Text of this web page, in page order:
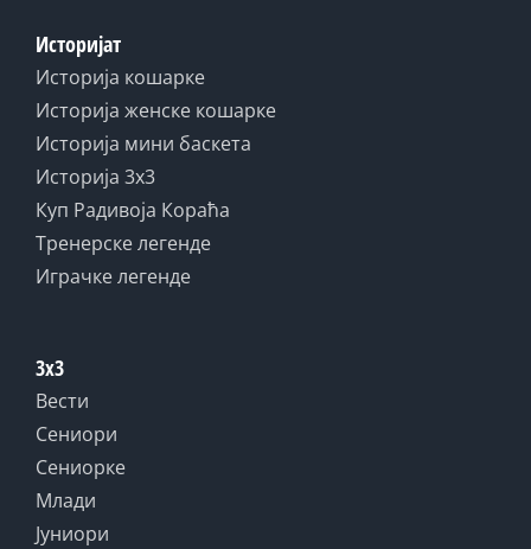
Историјат
Историја кошарке
Историја женске кошарке
Историја мини баскета
Историја 3x3
Куп Радивоја Кораћа
Тренерске легенде
Играчке легенде
3x3
Вести
Сениори
Сениорке
Млади
Јуниори